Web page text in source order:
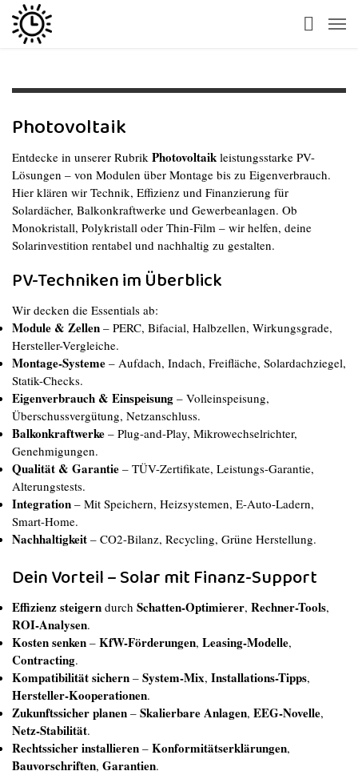
Photovoltaik
Entdecke in unserer Rubrik Photovoltaik leistungsstarke PV-
Lösungen – von Modulen über Montage bis zu Eigenverbrauch.
Hier klären wir Technik, Effizienz und Finanzierung für
Solardächer, Balkonkraftwerke und Gewerbeanlagen. Ob
Monokristall, Polykristall oder Thin-Film – wir helfen, deine
Solarinvestition rentabel und nachhaltig zu gestalten.
PV-Techniken im Überblick
Wir decken die Essentials ab:
Module & Zellen – PERC, Bifacial, Halbzellen, Wirkungsgrade,
Hersteller-Vergleiche.
Montage-Systeme – Aufdach, Indach, Freifläche, Solardachziegel,
Statik-Checks.
Eigenverbrauch & Einspeisung – Volleinspeisung,
Überschussvergütung, Netzanschluss.
Balkonkraftwerke – Plug-and-Play, Mikrowechselrichter,
Genehmigungen.
Qualität & Garantie – TÜV-Zertifikate, Leistungs-Garantie,
Alterungstests.
Integration – Mit Speichern, Heizsystemen, E-Auto-Ladern,
Smart-Home.
Nachhaltigkeit – CO2-Bilanz, Recycling, Grüne Herstellung.
Dein Vorteil – Solar mit Finanz-Support
Effizienz steigern durch Schatten-Optimierer, Rechner-Tools,
ROI-Analysen.
Kosten senken – KfW-Förderungen, Leasing-Modelle,
Contracting.
Kompatibilität sichern – System-Mix, Installations-Tipps,
Hersteller-Kooperationen.
Zukunftssicher planen – Skalierbare Anlagen, EEG-Novelle,
Netz-Stabilität.
Rechtssicher installieren – Konformitätserklärungen,
Bauvorschriften, Garantien.